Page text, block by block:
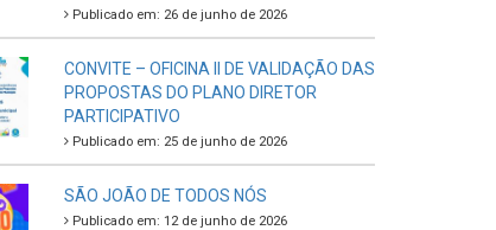
Publicado em: 26 de junho de 2026
CONVITE – OFICINA II DE VALIDAÇÃO DAS
PROPOSTAS DO PLANO DIRETOR
PARTICIPATIVO
Publicado em: 25 de junho de 2026
SÃO JOÃO DE TODOS NÓS
Publicado em: 12 de junho de 2026